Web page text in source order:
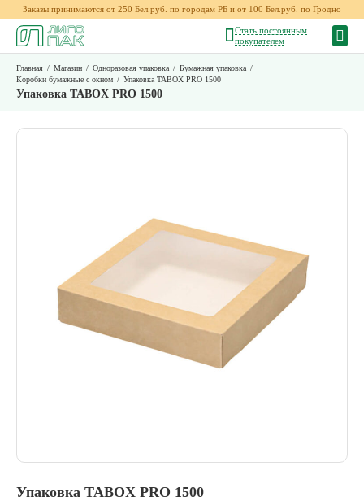
Заказы принимаются от 250 Бел.руб. по городам РБ и от 100 Бел.руб. по Гродно
Стать постоянным
покупателем
Главная / Магазин / Одноразовая упаковка / Бумажная упаковка /
Коробки бумажные с окном / Упаковка TABOX PRO 1500
Упаковка TABOX PRO 1500
Упаковка TABOX PRO 1500